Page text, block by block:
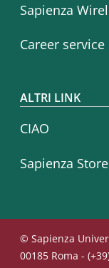
Sapienza
Career service
ALTRI LINK
CIAO
Sapienza Store
© Sapienza
00185 Roma -